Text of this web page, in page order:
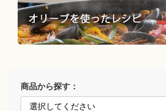
商品から探す：